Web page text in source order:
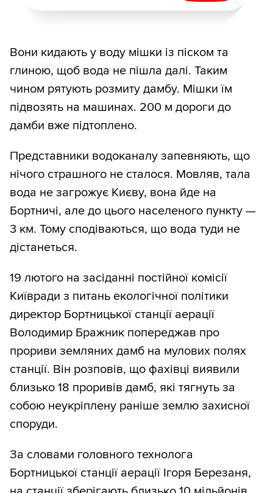
Вони кидають у воду мішки із піском та
глиною, щоб вода не пішла далі. Таким
чином рятують розмиту дамбу. Мішки їм
підвозять на машинах. 200 м дороги до
дамби вже підтоплено.
Представники водоканалу запевняють, що
нічого страшного не сталося. Мовляв, тала
вода не загрожує Києву, вона йде на
Бортничі, але до цього населеного пункту —
3 км. Тому сподіваються, що вода туди не
дістанеться.
19 лютого на засіданні постійної комісії
Київради з питань екологічної політики
директор Бортницької станції аерації
Володимир Бражник попереджав про
прориви земляних дамб на мулових полях
станції. Він розповів, що фахівці виявили
близько 18 проривів дамб, які тягнуть за
собою неукріплену раніше землю захисної
споруди.
За словами головного технолога
Бортницької станції аерації Ігоря Березаня,